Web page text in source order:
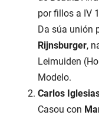
por fillos a IV
Da súa unión
Rijnsburger,
Leimuiden
Modelo.
Carlos
Casou con